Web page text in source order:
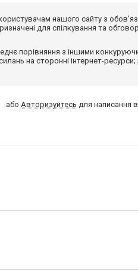
нашого сайту з
для спілкування та
порівняння з іншими
на сторонні інтернет-
або Авторизуйтесь для написання